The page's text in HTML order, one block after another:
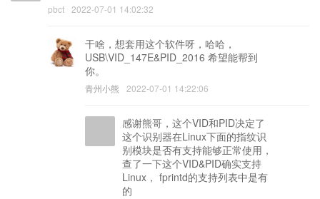
pbct 2022-07-01 14:02:32
干啥，想套用这个软件呀，哈哈，
USB\VID_147E&PID_2016 希望能帮到
你。
青州小熊 2022-07-01 14:22:06
感谢熊哥，这个VID和PID决定了
这个识别器在Linux下面的指纹识
别模块是否有支持能够正常使用，
查了一下这个VID&PID确实支持
Linux， fprintd的支持列表中是有
的